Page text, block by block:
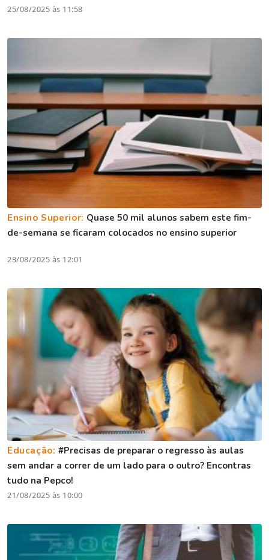
25/08/2025 às 11:58
Ensino Superior: Quase 50 mil alunos sabem este fim-
de-semana se ficaram colocados no ensino superior
23/08/2025 às 12:01
Educação:#Precisas de preparar o regresso às aulas
sem andar a correr de um lado para o outro? Encontras
tudo na Pepco!
21/08/2025 às 10:00